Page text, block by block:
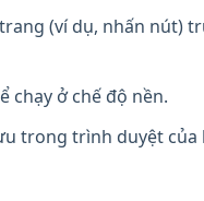
(ví dụ, nhấn nút)
chạy ở chế độ nền.
trong trình duyệt của